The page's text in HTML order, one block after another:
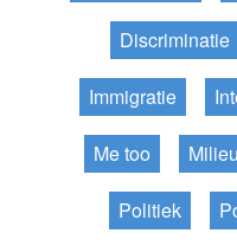
Discriminatie
Immigratie
Me too Milieu
Politiek